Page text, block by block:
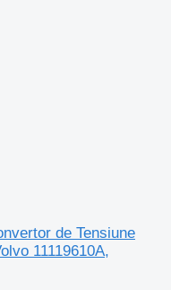
de Tensiune
11119610A,